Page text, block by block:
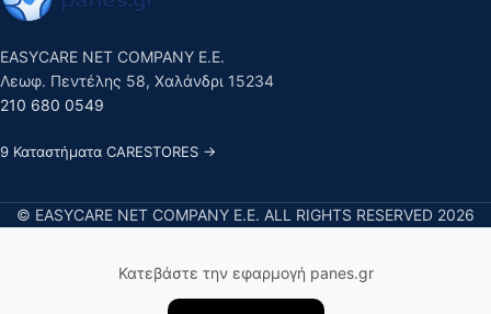
EASYCARE NET COMPANY E.E.
Λεωφ. Πεντέλης 58, Χαλάνδρι 15234
210 680 0549
9 Καταστήματα CARESTORES →
© EASYCARE NET COMPANY E.E. ALL RIGHTS RESERVED 2026
Κατεβάστε την εφαρμογή panes.gr